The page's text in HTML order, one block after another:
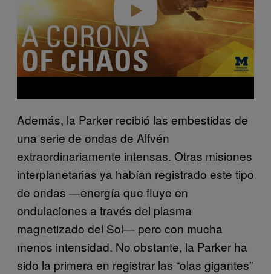
Además, la Parker recibió las embestidas de
una serie de ondas de Alfvén
extraordinariamente intensas. Otras misiones
interplanetarias ya habían registrado este tipo
de ondas —energía que fluye en
ondulaciones a través del plasma
magnetizado del Sol— pero con mucha
menos intensidad. No obstante, la Parker ha
sido la primera en registrar las “olas gigantes”